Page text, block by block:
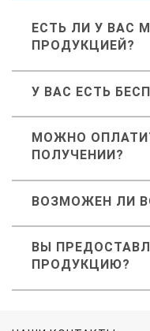
ЕСТЬ ЛИ У ВАС
ПРОДУКЦИЕЙ?
У ВАС ЕСТЬ
МОЖНО
ПОЛУЧЕНИИ?
ВОЗМОЖЕН ЛИ
ВЫ
ПРОДУКЦИЮ?